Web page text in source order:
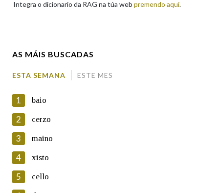
En cumprimento da normativa vixente en materia de
Protección de Datos de Carácter Persoal, a Real Academia
Galega informa a aqueles usuarios que faciliten o seu correo
electrónico, así como calquera outra información de carácter
persoal, que estes datos serán obxecto de tratamento
automatizado de carácter confidencial e incorporados aos seus
Integra o dicionario da RAG na túa web premendo aquí.
AS MÁIS BUSCADAS
ESTA SEMANA ESTE MES
1 baio
2 cerzo
3 maino
4 xisto
5 cello